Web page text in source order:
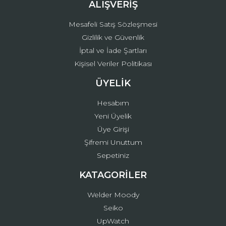
ALIŞVERİŞ
Mesafeli Satış Sözleşmesi
Gizlilik ve Güvenlik
İptal ve İade Şartları
Kişisel Veriler Politikası
ÜYELİK
Hesabım
Yeni Üyelik
Üye Girişi
Şifremi Unuttum
Sepetiniz
KATAGORİLER
Welder Moody
Seiko
UpWatch